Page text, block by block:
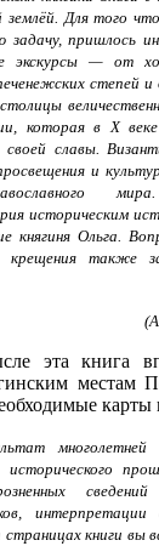
землёй. Для того
задачу, пришлось
экскурсы — от
степей
которая в X
своей славы.
и
историческим
княгиня Ольга.
крещения также
эта книга
местам
многолетней
интерпретации
книги вы